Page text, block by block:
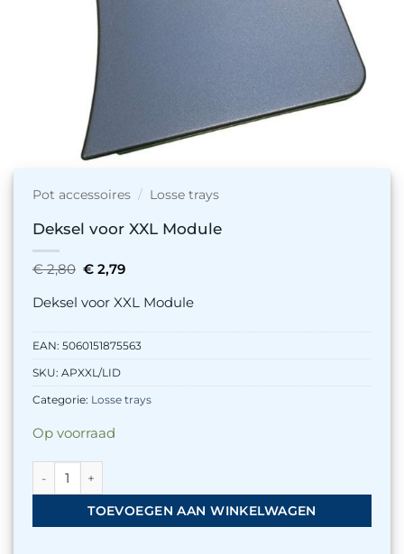
Pot accessoires / Losse trays
Deksel voor XXL Module
€2,80 Oorspronkelijke
prijs
€ 2,80.
€ 2,79Huidige
is:
€ 2,79.
Deksel voor XXL Module
EAN: 5060151875563
SKU: APXXL/LID
Categorie: Losse trays
Op voorraad
TOEVOEGEN AAN WINKELWAGEN